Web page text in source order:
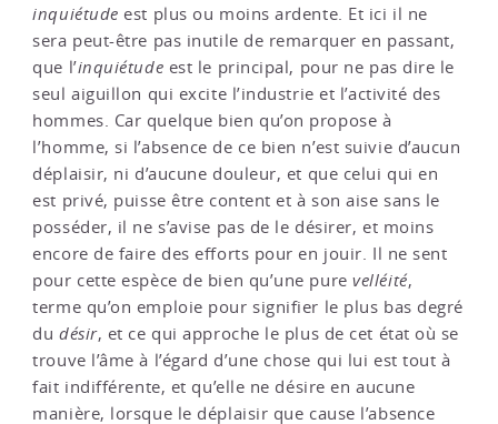
inquiétude est plus ou moins ardente. Et ici il ne
sera peut-être pas inutile de remarquer en passant,
que l’inquiétude est le principal, pour ne pas dire le
seul aiguillon qui excite l’industrie et l’activité des
hommes. Car quelque bien qu’on propose à
l’homme, si l’absence de ce bien n’est suivie d’aucun
déplaisir, ni d’aucune douleur, et que celui qui en
est privé, puisse être content et à son aise sans le
posséder, il ne s’avise pas de le désirer, et moins
encore de faire des efforts pour en jouir. Il ne sent
pour cette espèce de bien qu’une purevelléité,
terme qu’on emploie pour signifier le plus bas degré
du désir, et ce qui approche le plus de cet état où se
trouve l’âme à l’égard d’une chose qui lui est tout à
fait indifférente, et qu’elle ne désire en aucune
manière, lorsque le déplaisir que cause l’absence